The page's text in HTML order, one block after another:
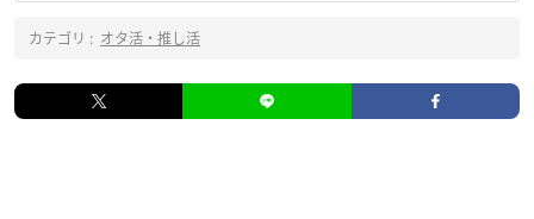
カテゴリ : オタ活・推し活